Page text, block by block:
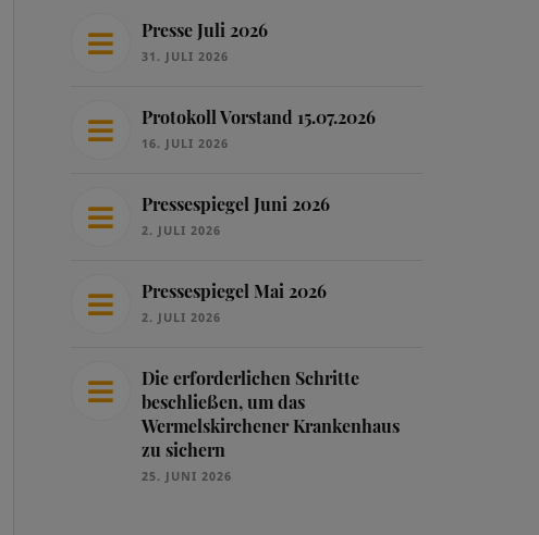
Presse Juli 2026
31. JULI 2026
Protokoll Vorstand 15.07.2026
16. JULI 2026
Pressespiegel Juni 2026
2. JULI 2026
Pressespiegel Mai 2026
2. JULI 2026
Die erforderlichen Schritte
beschließen, um das
Wermelskirchener Krankenhaus
zu sichern
25. JUNI 2026